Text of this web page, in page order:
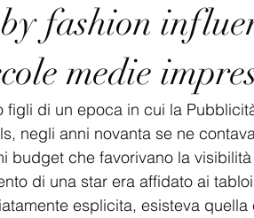
fashion
medie
figli di un epoca in cui la
negli anni novanta se ne
budget che favorivano la
di una star era affidato ai
esplicita, esisteva